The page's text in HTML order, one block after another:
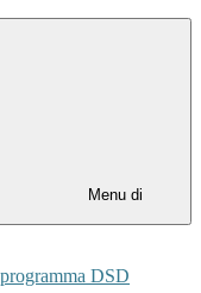
Menu di
DSD